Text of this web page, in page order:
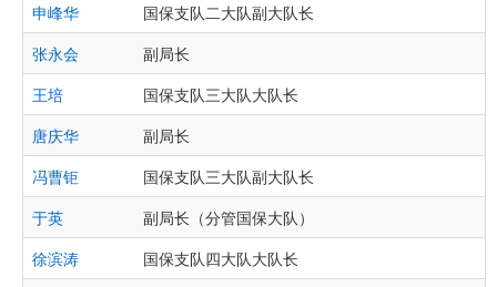
申峰华
国保支队二大队副大队长
张永会
副局长
王培
国保支队三大队大队长
唐庆华
副局长
冯曹钜
国保支队三大队副大队长
于英
副局长（分管国保大队）
徐滨涛
国保支队四大队大队长